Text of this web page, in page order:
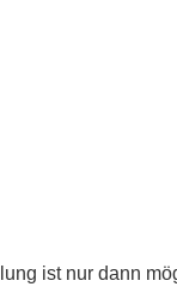
ist nur dann